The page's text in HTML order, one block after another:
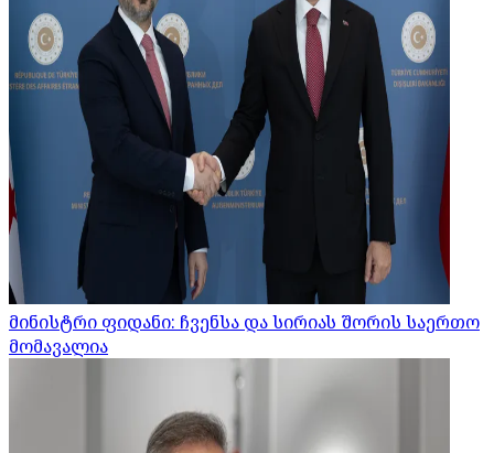
მინისტრი ფიდანი: ჩვენსა და სირიას შორის საერთო
მომავალია